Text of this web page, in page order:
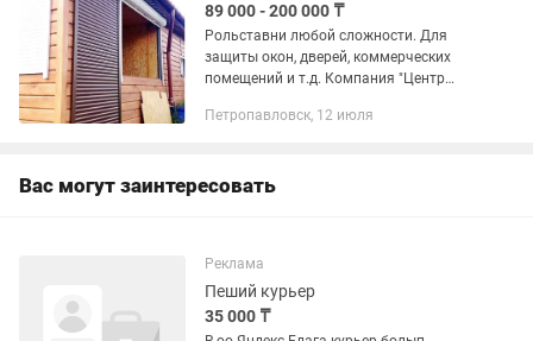
89 000 - 200 000 ₸
Рольставни любой сложности. Для
защиты окон, дверей, коммерческих
помещений и т.д. Компания "Центр
короткие сроки рольставни любой
Петропавловск, 12 июля
Вас могут заинтересовать
Реклама
Пеший курьер
35 000 ₸